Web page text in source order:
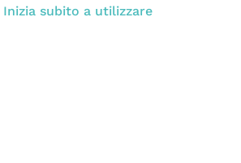
Inizia subito a utilizzare